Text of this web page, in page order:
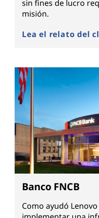
sin fines de lucro
misión.
Lea el relato del
Banco FNCB
Como ayudó Lenovo